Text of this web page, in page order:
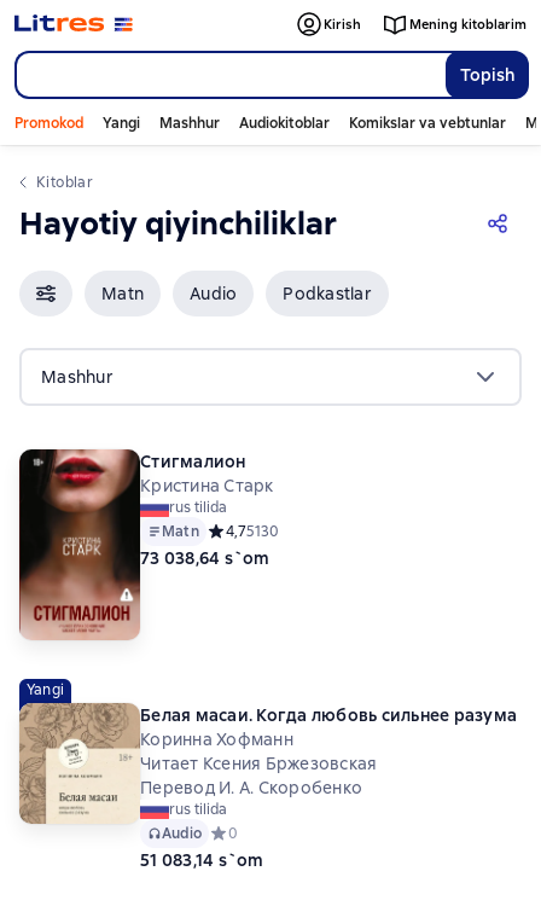
Topish
Kirish Mening kitoblarim
Promokod Yangi Mashhur Audiokitoblar Komikslar va vebtunlar
Kitoblar
Hayotiy qiyinchiliklar
Matn Audio Podkastlar
Mashhur
Стигмалион
Кристина Старк
rus tilida
Matn Средний рейтинг 4,7 на основе 5130 оценок
4,75130
73 038,64 s`om
Yangi
Белая масаи. Когда любовь сильнее разума
Коринна Хофманн
Читает Ксения Бржезовская
Перевод И. А. Скоробенко
rus tilida
Audio Средний рейтинг 0 на основе 0 оценок
0
51 083,14 s`om